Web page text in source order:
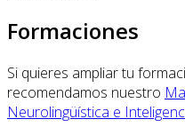
Formaciones
Si quieres ampliar tu
recomendamos nuestro
Neurolingüística e